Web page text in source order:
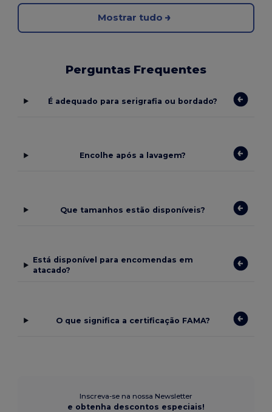
Mostrar tudo
Perguntas Frequentes
É adequado para serigrafia ou bordado?
Encolhe após a lavagem?
Que tamanhos estão disponíveis?
Está disponível para encomendas em
atacado?
O que significa a certificação FAMA?
Inscreva-se na nossa Newsletter
e obtenha descontos especiais!